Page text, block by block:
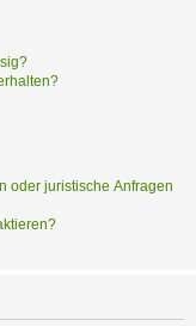
oder juristische Anfragen